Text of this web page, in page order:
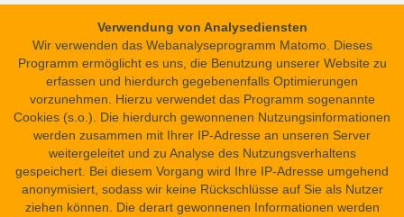
Verwendung von Analysediensten
Wir verwenden das Webanalyseprogramm Matomo. Dieses
Programm ermöglicht es uns, die Benutzung unserer Website zu
erfassen und hierdurch gegebenenfalls Optimierungen
vorzunehmen. Hierzu verwendet das Programm sogenannte
Cookies (s.o.). Die hierdurch gewonnenen Nutzungsinformationen
werden zusammen mit Ihrer IP-Adresse an unseren Server
weitergeleitet und zu Analyse des Nutzungsverhaltens
gespeichert. Bei diesem Vorgang wird Ihre IP-Adresse umgehend
anonymisiert, sodass wir keine Rückschlüsse auf Sie als Nutzer
ziehen können. Die derart gewonnenen Informationen werden
Impressum
Datenschutzerklärung
Übersicht
Barrierefreiheit
Kontakt